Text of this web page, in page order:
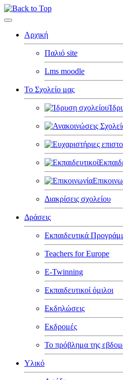
Αρχική
Παλιό site
Lms moodle
Το Σχολείο μας
Διακρίσεις σχολείου
Δράσεις
Εκπαιδευτικά
Teachers for Europe
E-Twinning
Εκπαιδευτικοί όμιλοι
Εκδηλώσεις
Εκδρομές
Το πρόβλημα της
Υλικό